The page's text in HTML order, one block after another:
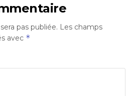
pas publiée. Les champs
avec *